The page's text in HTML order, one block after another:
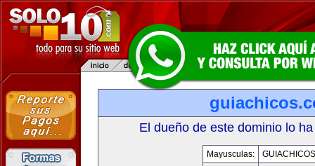
El dueño de este dominio lo
Mayusculas: